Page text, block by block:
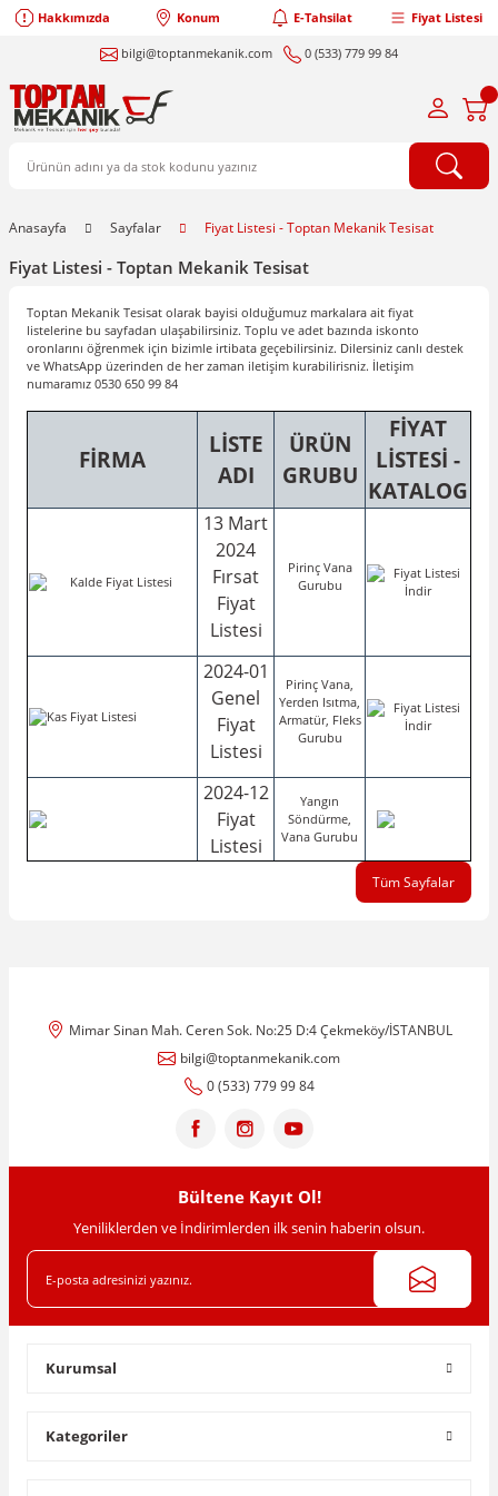
Hakkımızda Konum E-Tahsilat Fiyat Listesi
bilgi@toptanmekanik.com 0 (533) 779 99 84
Anasayfa Sayfalar Fiyat Listesi - Toptan Mekanik Tesisat
Fiyat Listesi - Toptan Mekanik Tesisat
Toptan Mekanik Tesisat olarak bayisi olduğumuz markalara ait fiyat
listelerine bu sayfadan ulaşabilirsiniz. Toplu ve adet bazında iskonto
oronlarını öğrenmek için bizimle irtibata geçebilirsiniz. Dilersiniz canlı destek
ve WhatsApp üzerinden de her zaman iletişim kurabilirisniz. İletişim
numaramız 0530 650 99 84
FİRMA
LİSTE
ADI
ÜRÜN
GRUBU
FİYAT
LİSTESİ -
KATALOG
13 Mart
2024
Fırsat
Fiyat
Listesi
Pirinç Vana
Gurubu
2024-01
Genel
Fiyat
Listesi
Pirinç Vana,
Yerden Isıtma,
Armatür, Fleks
Gurubu
2024-12
Fiyat
Listesi
Yangın
Söndürme,
Vana Gurubu
Tüm Sayfalar
Mimar Sinan Mah. Ceren Sok. No:25 D:4 Çekmeköy/İSTANBUL
bilgi@toptanmekanik.com
0 (533) 779 99 84
Bültene Kayıt Ol!
Yeniliklerden ve İndirimlerden ilk senin haberin olsun.
Kurumsal
Kategoriler